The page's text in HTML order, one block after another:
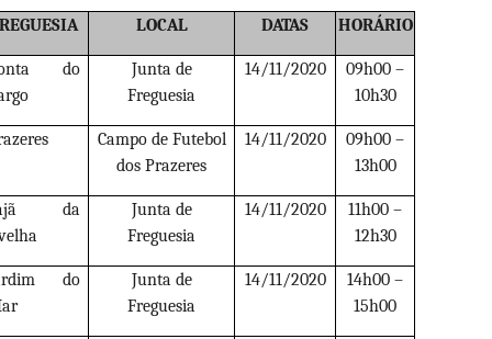
LOCAL DATAS HORÁRIO
do
Junta de
Freguesia
14/11/2020
09h00 –
10h30
Campo de Futebol
dos Prazeres
14/11/2020
09h00 –
13h00
da
Junta de
Freguesia
14/11/2020
11h00 –
12h30
do
Junta de
Freguesia
14/11/2020
14h00 –
15h00